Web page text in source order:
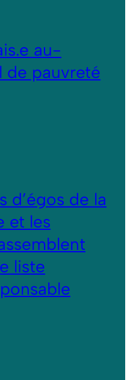
au-
de pauvreté
d’égos de la
et les
liste